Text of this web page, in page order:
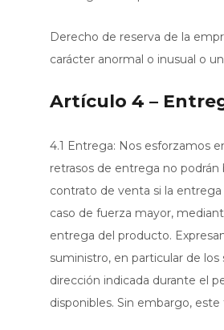
Derecho de reserva de la
carácter anormal o inusual o
Artículo 4 –
4.1 Entrega: Nos esforzamos
retrasos de entrega no
contrato de venta si la
caso de fuerza mayor,
entrega del producto.
suministro, en particular de
dirección indicada durante el
disponibles. Sin embargo,